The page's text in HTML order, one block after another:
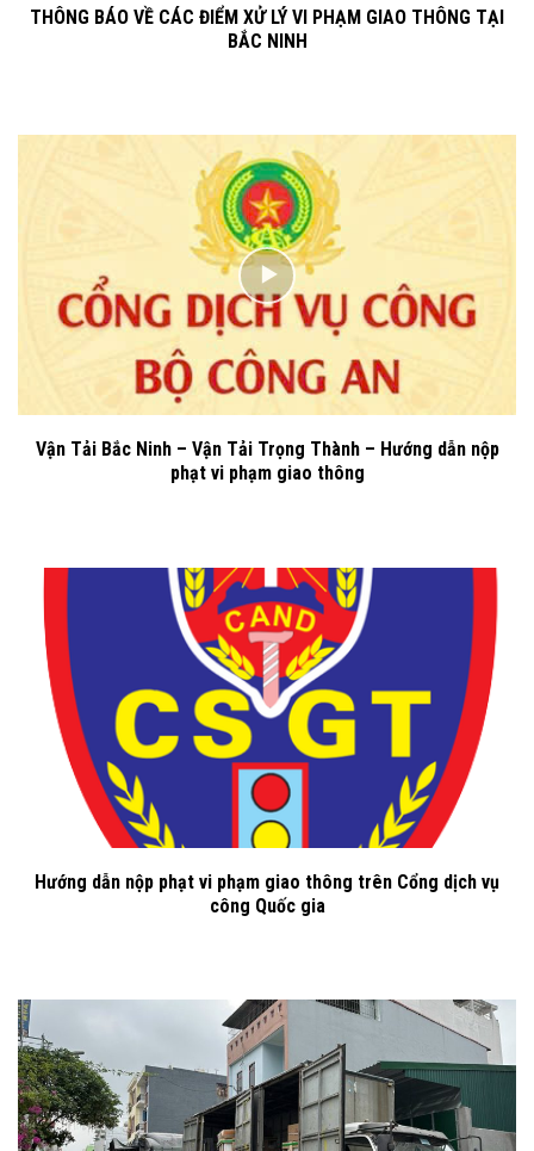
THÔNG BÁO VỀ CÁC ĐIỂM XỬ LÝ VI PHẠM GIAO THÔNG TẠI
BẮC NINH
Vận Tải Bắc Ninh – Vận Tải Trọng Thành – Hướng dẫn nộp
phạt vi phạm giao thông
Hướng dẫn nộp phạt vi phạm giao thông trên Cổng dịch vụ
công Quốc gia